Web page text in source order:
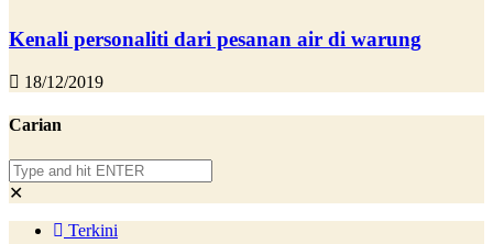
Kenali personaliti dari pesanan air di warung
18/12/2019
Carian
✕
Terkini